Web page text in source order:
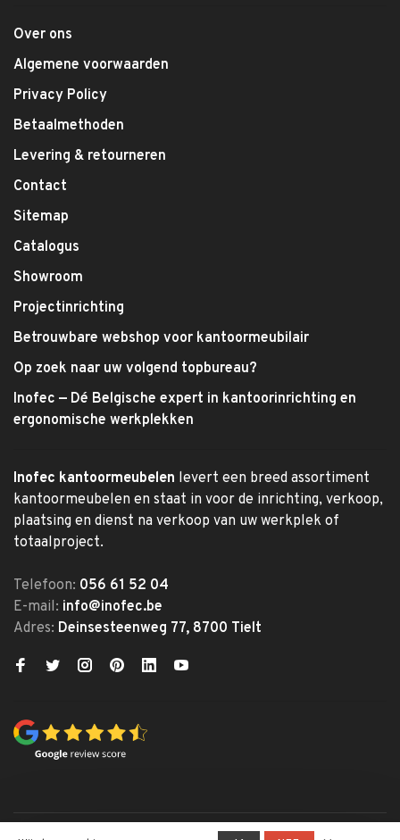
Over ons
Algemene voorwaarden
Privacy Policy
Betaalmethoden
Levering & retourneren
Contact
Sitemap
Catalogus
Showroom
Projectinrichting
Betrouwbare webshop voor kantoormeubilair
Op zoek naar uw volgend topbureau?
Inofec — Dé Belgische expert in kantoorinrichting en
ergonomische werkplekken
Inofec kantoormeubelen levert een breed assortiment
kantoormeubelen en staat in voor de inrichting, verkoop,
plaatsing en dienst na verkoop van uw werkplek of
totaalproject.
Telefoon: 056 61 52 04
E-mail: info@inofec.be
Adres: Deinsesteenweg 77, 8700 Tielt